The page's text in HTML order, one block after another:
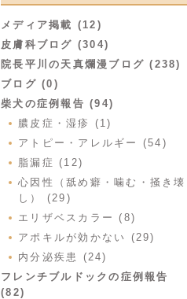
メディア掲載 (12)
皮膚科ブログ (304)
院長平川の天真爛漫ブログ (238)
ブログ (0)
柴犬の症例報告 (94)
膿皮症・湿疹 (1)
アトピー・アレルギー (54)
脂漏症 (12)
心因性（舐め癖・噛む・掻き壊
し） (29)
エリザベスカラー (8)
アポキルが効かない (29)
内分泌疾患 (24)
フレンチブルドックの症例報告
(82)